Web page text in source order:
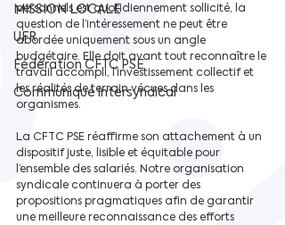
MISSION LOCALE
UFR
Fédération CFTC PSE
Communiqué intersyndical
personnels est quotidiennement sollicité, la
question de l’intéressement ne peut être
abordée uniquement sous un angle
budgétaire. Elle doit avant tout reconnaître le
travail accompli, l’investissement collectif et
les réalités de terrain vécues dans les
organismes.
La CFTC PSE réaffirme son attachement à un
dispositif juste, lisible et équitable pour
l’ensemble des salariés. Notre organisation
syndicale continuera à porter des
propositions pragmatiques afin de garantir
une meilleure reconnaissance des efforts